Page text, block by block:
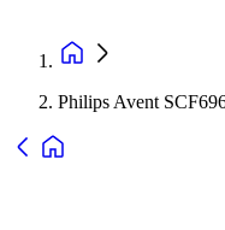
Philips Avent